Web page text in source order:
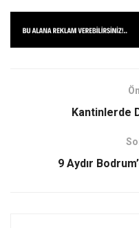
Kantinlerde
9 Aydır